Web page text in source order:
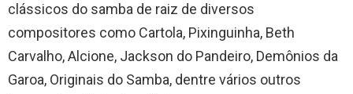
clássicos do samba de raiz de diversos
compositores como Cartola, Pixinguinha, Beth
Carvalho, Alcione, Jackson do Pandeiro, Demônios da
Garoa, Originais do Samba, dentre vários outros